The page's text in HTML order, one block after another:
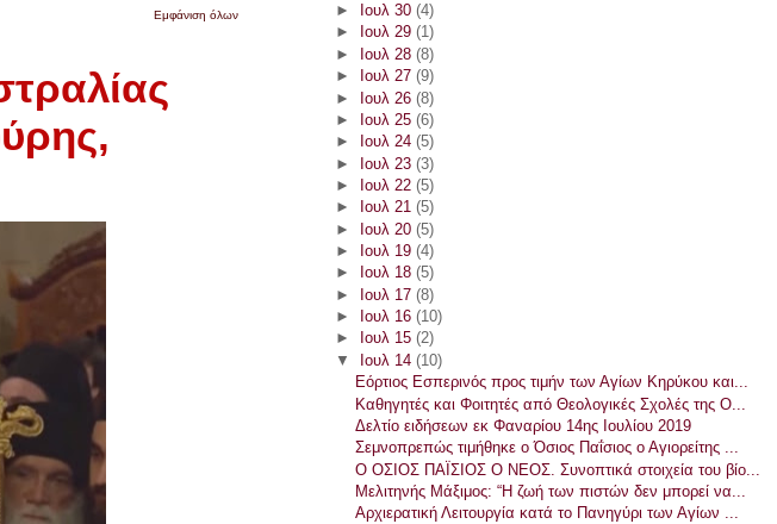
Εμφάνιση όλων
►
Ιουλ 30 (4)
►
Ιουλ 29 (1)
►
Ιουλ 28 (8)
►
Ιουλ 27 (9)
► Ιουλ 26 (8)
►
Ιουλ 25 (6)
►
Ιουλ 24 (5)
► Ιουλ 23 (3)
►
Ιουλ 22 (5)
►
Ιουλ 21 (5)
► Ιουλ 20 (5)
►
Ιουλ 19 (4)
►
Ιουλ 18 (5)
►
Ιουλ 17 (8)
►
Ιουλ 16 (10)
►
Ιουλ 15 (2)
▼
Ιουλ 14 (10)
Εόρτιος Εσπερινός προς τιμήν των Αγίων Κηρύκου και...
Καθηγητές και Φοιτητές από Θεολογικές Σχολές της Ο...
Δελτίο ειδήσεων εκ Φαναρίου 14ης Ιουλίου 2019
Σεμνοπρεπώς τιμήθηκε ο Όσιος Παΐσιος ο Αγιορείτης ...
Ο ΟΣΙΟΣ ΠΑΪΣΙΟΣ Ο ΝΕΟΣ. Συνοπτικά στοιχεία του βίο...
Μελιτηνής Μάξιμος: “Η ζωή των πιστών δεν μπορεί να...
Αρχιερατική Λειτουργία κατά το Πανηγύρι των Αγίων ...